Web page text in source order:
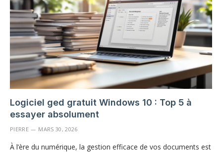
Logiciel ged gratuit Windows 10 : Top 5 à
essayer absolument
PIERRE MARS 30, 2026
À l’ère du numérique, la gestion efficace de vos documents est